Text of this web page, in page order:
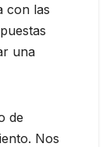
con las
una
de
Nos